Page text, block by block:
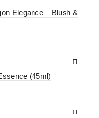
Elegance – Blush &
(45ml)